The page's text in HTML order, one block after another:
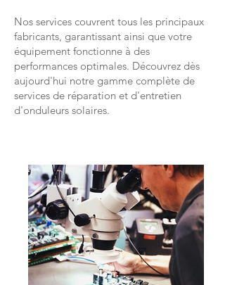
Nos services couvrent tous les principaux
fabricants, garantissant ainsi que votre
équipement fonctionne à des
performances optimales. Découvrez dès
aujourd'hui notre gamme complète de
services de réparation et d'entretien
d'onduleurs solaires.